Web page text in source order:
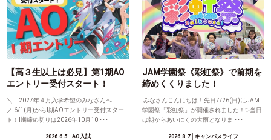
【高３生以上は必見】第1期AO
エントリー受付スタート！
＼ 2027年４月入学希望のみなさんへ
／ 6/1(月)からⅠ期AOエントリー受付スター
ト！Ⅰ期締め切りは2026年10月10 ･･･
2026.6.5│AO入試
JAM学園祭《彩虹祭》で前期を
締めくくりました！
みなさんこんにちは！先日7/26(日)にJAM
学園祭「彩虹祭」が開催されました！✨当日
は朝からあいにくの大雨となりま ･･･
2026.8.7│キャンパスライフ